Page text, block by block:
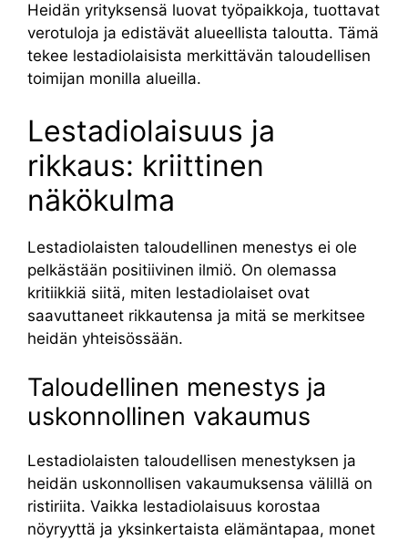
Heidän yrityksensä luovat työpaikkoja, tuottavat
verotuloja ja edistävät alueellista taloutta. Tämä
tekee lestadiolaisista merkittävän taloudellisen
toimijan monilla alueilla.
Lestadiolaisuus ja
rikkaus: kriittinen
näkökulma
Lestadiolaisten taloudellinen menestys ei ole
pelkästään positiivinen ilmiö. On olemassa
kritiikkiä siitä, miten lestadiolaiset ovat
saavuttaneet rikkautensa ja mitä se merkitsee
heidän yhteisössään.
Taloudellinen menestys ja
uskonnollinen vakaumus
Lestadiolaisten taloudellisen menestyksen ja
heidän uskonnollisen vakaumuksensa välillä on
ristiriita. Vaikka lestadiolaisuus korostaa
nöyryyttä ja yksinkertaista elämäntapaa, monet